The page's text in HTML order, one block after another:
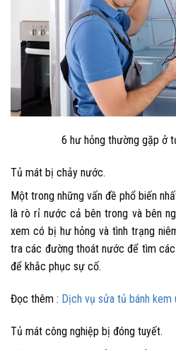
6 hư hỏng thường gặp ở
Tủ mát bị chảy nước.
Một trong những vấn đề phổ biến
là rò rỉ nước cả bên trong và bên
xem có bị hư hỏng và tình trạng
tra các đường thoát nước để tìm
để khắc phục sự cố.
Đọc thêm : Dịch vụ sửa tủ bánh kem
Tủ mát công nghiệp bị đóng tuyết.